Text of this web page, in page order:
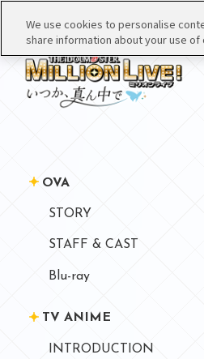
OVA
STORY
STAFF & CAST
Blu-ray
TV ANIME
INTRODUCTION
We use cookies to personalise
share information about your use